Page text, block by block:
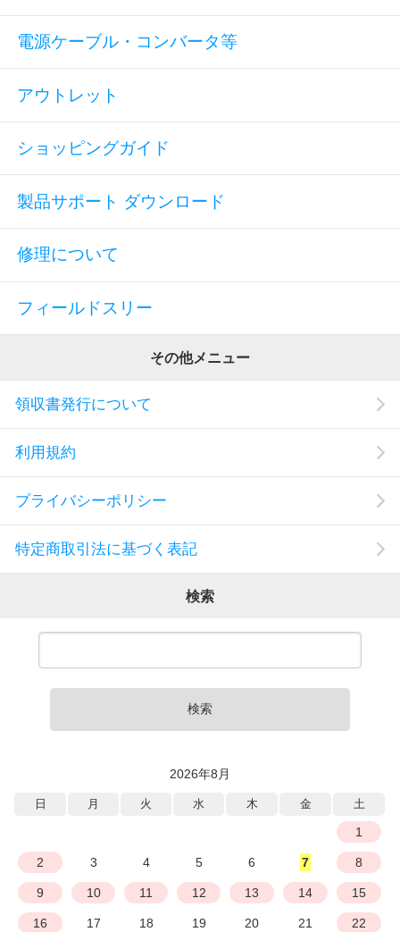
電源ケーブル・コンバータ等
アウトレット
ショッピングガイド
製品サポート ダウンロード
修理について
フィールドスリー
その他メニュー
領収書発行について
利用規約
プライバシーポリシー
特定商取引法に基づく表記
検索
検索
2026年8月
日 月 火 水 木 金 土
1
2 3 4 5 6 7 8
9 10 11 12 13 14 15
16 17 18 19 20 21 22